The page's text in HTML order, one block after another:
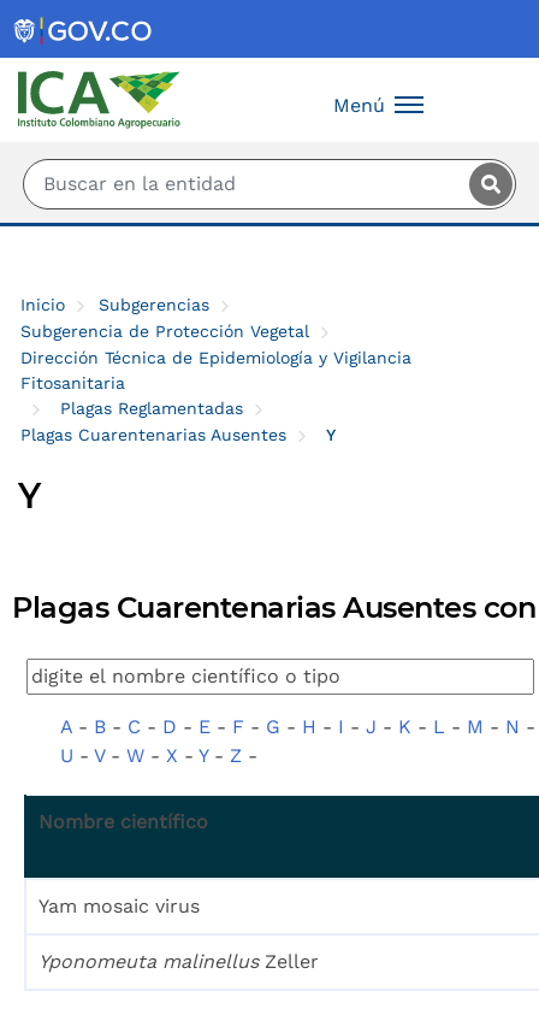
Menú
Inicio
Subgerencias
Subgerencia de Protección Vegetal
Dirección Técnica de Epidemiología y Vigilancia
Fitosanitaria
Plagas Reglamentadas
Plagas Cuarentenarias Ausentes
Y
Y
Plagas Cuarentenarias Ausentes
A - B - C - D - E - F - G - H - I - J - K - L - M - N
U - V- W - X - Y- Z -
Nombre científico
Yam mosaic virus
Yponomeuta malinellusZeller